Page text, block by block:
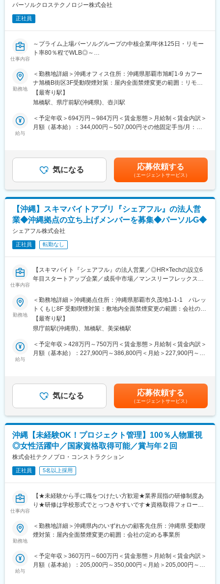
セスを実施頂きます。（PM候補の方には、上記プロジェクトを周
囲のサポートを受けながらご経験を積んで頂きます）
様々な業種のお客様と直接相対して折衝していく事で、PMとして
必要な交渉・折衝スキルを習得、発揮できます。
更に、東京、沖縄、海外の複数拠点でのリモート開発体制でのプ
が出来ます。
また、社内PMOチームによるチェック・フォローを随時行ってい
ますので、これからPMとしてのキャリアを積んでいきたい方も挑
戦できる環境が整っています。
■ポジションの魅力
【プライム案件】
こともします。また、その過程で業務部門やコンシューマなど利
用者との会話を通して、DXにつなげるため、コンサルティング能
力も鍛えられます。
【案件のバリエーションが豊富】
Webシステム開発、モバイルアプリ開発、ローコード/ノーコード
開発、AWS上でのAI活用案件、技術検証（PoC）案件など様々な
種類の案件があります。
変更の範囲：会社の定める職種（出向を命じることがあり、その
パーソルクロステクノロジー株式会社
正社員
仕事内容
～プライム上場パーソルグループの中核企業/年休125日・リモー
ト率80％程でWLB◎～
■部門概要：
東京・沖縄に拠点を持つプライム案件対応の外販部門です（基本
的にパーソルグループ以外の顧客と直接やり取りを行う)。
東京、沖縄にまたがる部門で、基幹系からスマホ系まで幅広い領
域のWeb業務システムの開発を手掛けています。
「UXを取り入れた開発」「ハイブリッドアプリ」「基幹系からモ
バイルまで」を特徴(尖り)とした開発サービスも提供しています。
織運営／人材育成／業績推進を横断的にリードいただきます。
デリバリ品質と組織成長の双方を担保しながら、事業の安定運営
と拡大を実現していただくポジションです。
・プロジェクトマネージャー（PM）と連携したプロジェクトにお
けるQCD（品質・コスト・納期）の統括、リスク/課題管理、ステ
ークホルダ調整
・顧客折衝、追加提案、
・複数プロジェクトを見据えた、横断的な管理基盤の整備（標準
化）
【2. 組織マネジメント】
・チーム運営（1on1／目標設定／評価）およびメンバー育成
・収支管理・人員計画の立案と実行
■業務内容
新規グループ（課）の立ち上げおよび拡大を担うマネージャー(管
理職)としてご活躍いただきます。
プロセスの整備を推進。最大10名規模までの組織成長を見据えた
採用・育成・体制構築をリードしていただきます。
性のある組織運営を担っていただきます。
■魅力
・本部の業績拡大をミッションとする中核ポジションとして、約5
～10名規模のマネージャーを任される裁量の大きさ
・QCD管理・収支管理・人員計画・組織運営など、管理職として
必要なスキルセットをバランスよく習得できる
・プロジェクト現場と組織運営の両軸に携わることで、プレイン
グPMから上位職種へのキャリアアップが可能
勤務地
＜勤務地詳細＞沖縄オフィス住所：沖縄県那覇市旭町1-9 カフー
ナ旭橋B街区3F受動喫煙対策：屋内全面禁煙変更の範囲：リモー
トワーク、取引先など会社が指定する場所を含む。出向を命じる
場合は出向先の定める就業場所
【最寄り駅】
旭橋駅、県庁前駅(沖縄県)、壺川駅
給与
＜予定年収＞694万円～984万円＜賃金形態＞月給制＜賃金内訳＞
月額（基本給）：344,000円～507,000円その他固定手当/月：
業手当＞有＜給与補足＞上記「その他固定手当」は拠出手当とし
て支給■賞与・昇給・降給：年2回賃金はあくまでも目安の金額で
あり、選考を通じて上下する可能性があります。月給(月額)は固定
手当を含めた表記です。
気になる 応募依頼する
（エージェントサービス）
【沖縄】スキマバイトアプリ『シェアフル』の法人営
業◆沖縄拠点の立ち上げメンバーを募集◆パーソルG◆
シェアフル株式会社
正社員 転勤なし
仕事内容
【スキマバイト『シェアフル』の法人営業／◎HR×Techの設立6
年目スタートアップ企業／成長中市場／マンスリーフレックス制
■募集概要：
スキマ時間を登録すると一日単位のお仕事に出会えるサービス
『シェアフル』の法人営業です。
これまで関東エリア中心に展開していましたが、サービス拡大に
伴い全国の地元企業様へよりシェアフルを活用いただくべく、沖
縄拠点の立ち上げメンバーを募集します！
■業務内容：
沖縄拠点の垂直立ち上げを目指して、新規顧客の開拓から顧客深
ーション提案を行います。
◇新規クライアントへのサービス導入
人材課題を抱えるクラインアントへ架電～商談獲得、
シェアフルを活用した課題解決提案を行います。
◇既存クライアントの深耕・拡大
既存クライアントの利用促進とシェア拡大に向けた課題解決提案
を行います。
・不足人員の安定的な充足方法の提案
・ユーザー受入れ時のオンボーディング支援など
・複数店舗・拠点展開している企業様のシェア拡大
【担当クライアント】
■入社時のサポート：
勤務地
＜勤務地詳細＞沖縄拠点住所：沖縄県那覇市久茂地1-1-1 パレッ
トくもじ8F 受動喫煙対策：敷地内全面禁煙変更の範囲：会社の定
める事業所
【最寄り駅】
県庁前駅(沖縄県)、旭橋駅、美栄橋駅
給与
＜予定年収＞428万円～750万円＜賃金形態＞月給制＜賃金内訳＞
月額（基本給）：227,900円～386,800円＜月給＞227,900円～
月・12月）賃金はあくまでも目安の金額であり、選考を通じて上
下する可能性があります。月給(月額)は固定手当を含めた表記で
す。
気になる 応募依頼する
（エージェントサービス）
沖縄【未経験OK！プロジェクト管理】100％人物重視
◎女性活躍中／国家資格取得可能／賞与年２回
株式会社テクノプロ・コンストラクション
正社員 5名以上採用
仕事内容
【★未経験から手に職をつけたい方歓迎★業界屈指の研修制度あ
り★研修は学校形式でとっつきやすいです★資格取得フォローあ
全週休2日制（土日祝）】
人さんのまとめ役を担当いただきます。工事のスケジュール・コ
スト・品質・安全の4つの観点から管理をしていただくため、工事
勤務地
＜勤務地詳細＞沖縄県内のいずれかの顧客先住所：沖縄県 受動喫
煙対策：屋内全面禁煙変更の範囲：会社の定める事業所
給与
＜予定年収＞360万円～600万円＜賃金形態＞月給制＜賃金内訳＞
月額（基本給）：205,000円～350,000円＜月給＞205,000円～